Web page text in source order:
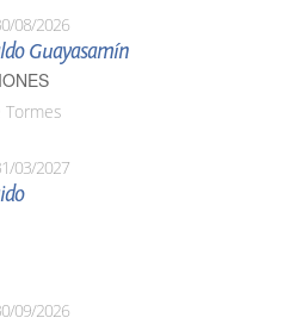
08/2026
Guayasamín
Tormes
03/2027
09/2026